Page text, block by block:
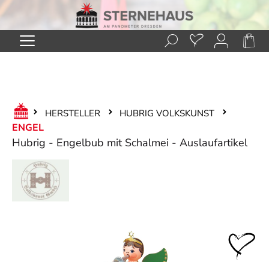
Zum Hauptinhalt springen
HERSTELLER HUBRIG VOLKSKUNST
ENGEL
Hubrig - Engelbub mit Schalmei - Auslaufartikel